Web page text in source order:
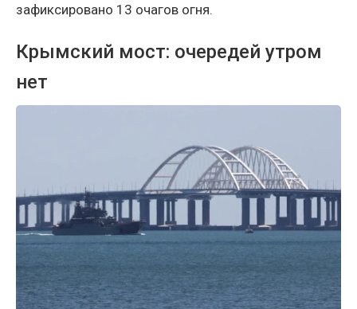
зафиксировано 13 очагов огня.
Крымский мост: очередей утром
нет